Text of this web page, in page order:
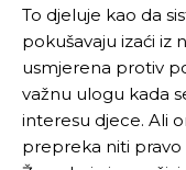
To djeluje kao da
pokušavaju izaći iz
usmjerena protiv
važnu ulogu kada
interesu djece. Ali
prepreka niti pravo